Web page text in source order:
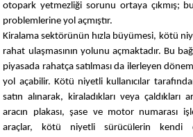
otopark yetmezliği sorunu ortaya çıkmış;
problemlerine yol açmıştır.
Kiralama sektörünün hızla büyümesi, kötü
rahat ulaşmasının yolunu açmaktadır. Bu
piyasada rahatça satılması da ilerleyen
yol açabilir. Kötü niyetli kullanıcılar
satın alınarak, kiraladıkları veya çaldıkları
aracın plakası, şase ve motor numarası
araçlar, kötü niyetli sürücülerin